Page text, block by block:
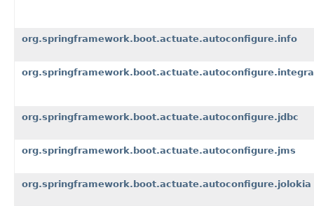
org.springframework.boot.actuate.autoconfigure.info
org.springframework.boot.actuate.autoconfigure.jdbc
org.springframework.boot.actuate.autoconfigure.jms
org.springframework.boot.actuate.autoconfigure.jolokia